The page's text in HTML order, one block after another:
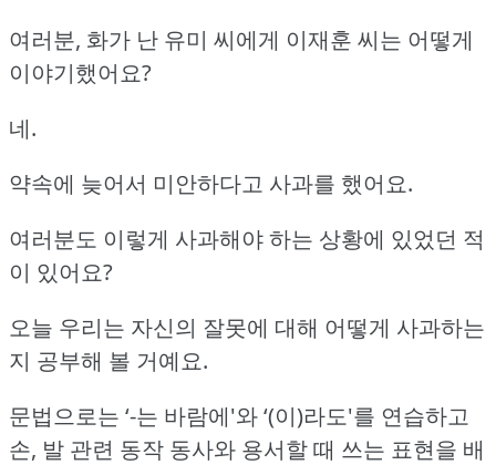
여러분, 화가 난 유미 씨에게 이재훈 씨는 어떻게
이야기했어요?
네.
약속에 늦어서 미안하다고 사과를 했어요.
여러분도 이렇게 사과해야 하는 상황에 있었던 적
이 있어요?
오늘 우리는 자신의 잘못에 대해 어떻게 사과하는
지 공부해 볼 거예요.
문법으로는 ‘-는 바람에'와 ‘(이)라도'를 연습하고
손, 발 관련 동작 동사와 용서할 때 쓰는 표현을 배